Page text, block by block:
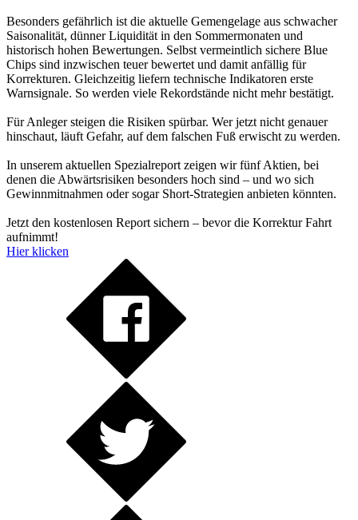
Besonders gefährlich ist die aktuelle Gemengelage aus schwacher
Saisonalität, dünner Liquidität in den Sommermonaten und
historisch hohen Bewertungen. Selbst vermeintlich sichere Blue
Chips sind inzwischen teuer bewertet und damit anfällig für
Korrekturen. Gleichzeitig liefern technische Indikatoren erste
Warnsignale. So werden viele Rekordstände nicht mehr bestätigt.
Für Anleger steigen die Risiken spürbar. Wer jetzt nicht genauer
hinschaut, läuft Gefahr, auf dem falschen Fuß erwischt zu werden.
In unserem aktuellen Spezialreport zeigen wir fünf Aktien, bei
denen die Abwärtsrisiken besonders hoch sind – und wo sich
Gewinnmitnahmen oder sogar Short-Strategien anbieten könnten.
Jetzt den kostenlosen Report sichern – bevor die Korrektur Fahrt
aufnimmt!
Hier klicken